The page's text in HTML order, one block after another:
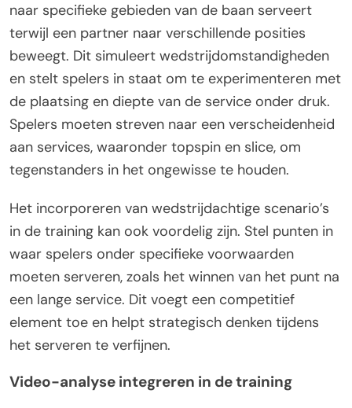
naar specifieke gebieden van de baan serveert
terwijl een partner naar verschillende posities
beweegt. Dit simuleert wedstrijdomstandigheden
en stelt spelers in staat om te experimenteren met
de plaatsing en diepte van de service onder druk.
Spelers moeten streven naar een verscheidenheid
aan services, waaronder topspin en slice, om
tegenstanders in het ongewisse te houden.
Het incorporeren van wedstrijdachtige scenario’s
in de training kan ook voordelig zijn. Stel punten in
waar spelers onder specifieke voorwaarden
moeten serveren, zoals het winnen van het punt na
een lange service. Dit voegt een competitief
element toe en helpt strategisch denken tijdens
het serveren te verfijnen.
Video-analyse integreren in de training